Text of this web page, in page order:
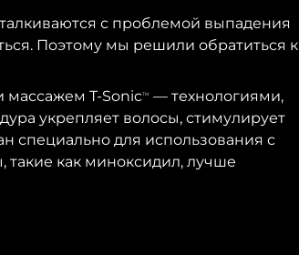
с проблемой выпадения
Поэтому мы решили обратиться к
массажем T-SonicTM
— технологиями,
укрепляет волосы, стимулирует
специально для использования с
как миноксидил, лучше